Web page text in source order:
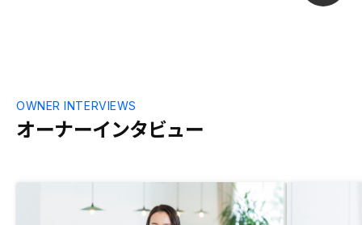
オーナーインタビュー
OWNER INTERVIEWS